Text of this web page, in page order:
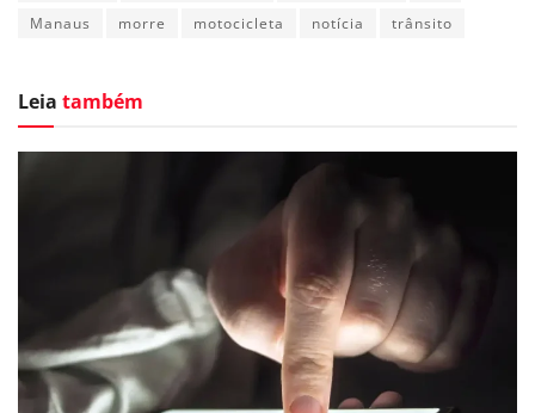
Manaus
morre motocicleta notícia trânsito
Leia também